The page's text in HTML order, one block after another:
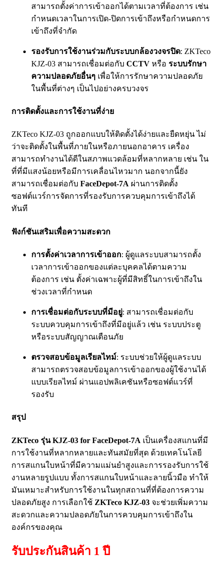
สามารถตั้งค่าการเข้าออกได้ตามเวลาที่ต้องการ เช่น
กำหนดเวลาในการเปิด-ปิดการเข้าถึงหรือกำหนดการ
เข้าถึงที่จำกัด
รองรับการใช้งานร่วมกับระบบกล้องวงจรปิด: ZKTeco
KJZ-03 สามารถเชื่อมต่อกับ CCTV หรือ ระบบรักษา
ความปลอดภัยอื่นๆ เพื่อให้การรักษาความปลอดภัย
ในพื้นที่ต่างๆ เป็นไปอย่างครบวงจร
การติดตั้งและการใช้งานที่ง่าย
ZKTeco KJZ-03 ถูกออกแบบให้ติดตั้งได้ง่ายและยืดหยุ่น ไม่
ว่าจะติดตั้งในพื้นที่ภายในหรือภายนอกอาคาร เครื่อง
สามารถทำงานได้ดีในสภาพแวดล้อมที่หลากหลาย เช่น ใน
ที่ที่มีแสงน้อยหรือมีการเคลื่อนไหวมาก นอกจากนี้ยัง
สามารถเชื่อมต่อกับ FaceDepot-7A ผ่านการติดตั้ง
ซอฟต์แวร์การจัดการที่รองรับการควบคุมการเข้าถึงได้
ทันที
ฟังก์ชันเสริมเพื่อความสะดวก
การตั้งค่าเวลาการเข้าออก: ผู้ดูแลระบบสามารถตั้ง
เวลาการเข้าออกของแต่ละบุคคลได้ตามความ
ต้องการ เช่น ตั้งค่าเฉพาะผู้ที่มีสิทธิ์ในการเข้าถึงใน
ช่วงเวลาที่กำหนด
การเชื่อมต่อกับระบบที่มีอยู่: สามารถเชื่อมต่อกับ
ระบบควบคุมการเข้าถึงที่มีอยู่แล้ว เช่น ระบบประตู
หรือระบบสัญญาณเตือนภัย
ตรวจสอบข้อมูลเรียลไทม์: ระบบช่วยให้ผู้ดูแลระบบ
สามารถตรวจสอบข้อมูลการเข้าออกของผู้ใช้งานได้
แบบเรียลไทม์ ผ่านแอปพลิเคชันหรือซอฟต์แวร์ที่
รองรับ
สรุป
ZKTeco รุ่น KJZ-03 for FaceDepot-7A เป็นเครื่องสแกนที่มี
การใช้งานที่หลากหลายและทันสมัยที่สุด ด้วยเทคโนโลยี
การสแกนใบหน้าที่มีความแม่นยำสูงและการรองรับการใช้
งานหลายรูปแบบ ทั้งการสแกนใบหน้าและลายนิ้วมือ ทำให้
มันเหมาะสำหรับการใช้งานในทุกสถานที่ที่ต้องการความ
ปลอดภัยสูง การเลือกใช้ ZKTeco KJZ-03 จะช่วยเพิ่มความ
สะดวกและความปลอดภัยในการควบคุมการเข้าถึงใน
องค์กรของคุณ
รับประกันสินค้า 1 ปี